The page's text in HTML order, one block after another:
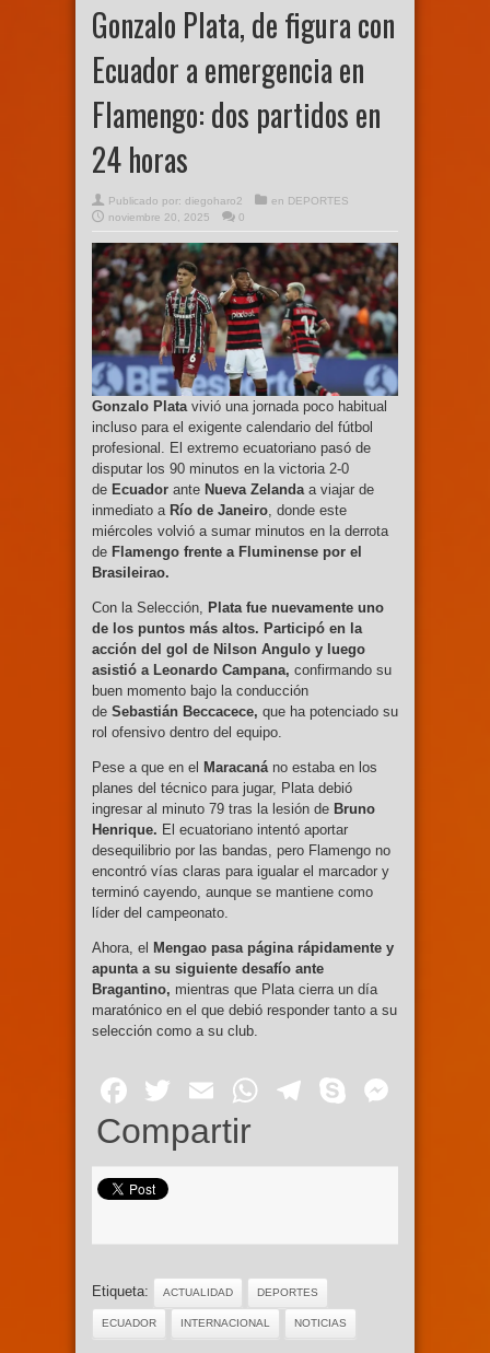
Gonzalo Plata, de figura con
Ecuador a emergencia en
Flamengo: dos partidos en
24 horas
Publicado por: diegoharo2 en DEPORTES
noviembre 20, 2025
0
Gonzalo Plata vivió una jornada poco habitual
incluso para el exigente calendario del fútbol
profesional. El extremo ecuatoriano pasó de
disputar los 90 minutos en la victoria 2-0
de Ecuador ante Nueva Zelanda a viajar de
inmediato a Río de Janeiro , donde este
miércoles volvió a sumar minutos en la derrota
de Flamengo frente a Fluminense por el
Brasileirao.
Con la Selección,
Plata fue nuevamente uno
de los puntos más altos. Participó en la
acción del gol de Nilson Angulo y luego
asistió a Leonardo Campana, confirmando su
buen momento bajo la conducción
de Sebastián Beccacece, que ha potenciado su
rol ofensivo dentro del equipo.
Pese a que en el Maracaná no estaba en los
planes del técnico para jugar, Plata debió
ingresar al minuto 79 tras la lesión de Bruno
Henrique. El ecuatoriano intentó aportar
desequilibrio por las bandas, pero Flamengo no
encontró vías claras para igualar el marcador y
terminó cayendo, aunque se mantiene como
líder del campeonato.
Ahora, el Mengao pasa página rápidamente y
apunta a su siguiente desafío ante
Bragantino, mientras que Plata cierra un día
maratónico en el que debió responder tanto a su
selección como a su club.
Facebook
Twitter
EmailWhatsApp
Telegram
Skype
Compartir
Etiqueta: ACTUALIDAD DEPORTES
ECUADOR INTERNACIONAL NOTICIAS